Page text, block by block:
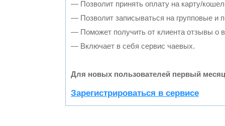
— Позволит принять оплату на карту/
— Позволит записываться на групповые и
— Поможет получить от клиента отзывы о
— Включает в себя сервис чаевых.
Для новых пользователей первый
Зарегистрироваться в сервисе